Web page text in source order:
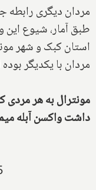
مردان دیگری رابطه
طبق آمار، شیوع این
استان کبک و شهر
مردان با یکدیگر
مونترال به هر مردی
داشت واکسن آبله